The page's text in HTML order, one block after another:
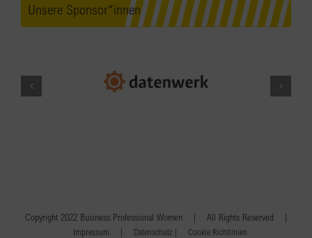
Unsere Sponsor*innen
Copyright 2022 Business Professional Women | All Rights Reserved |
Impressum | Datenschutz | Cookie Richtlinien